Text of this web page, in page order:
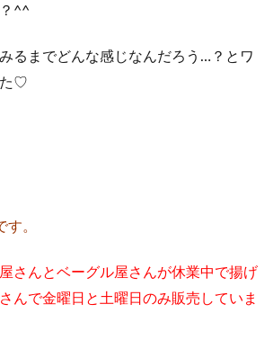
^^
るまでどんな感じなんだろう…？とワ
た♡
。
さんとベーグル屋さんが休業中で揚げ
んで金曜日と土曜日のみ販売していま